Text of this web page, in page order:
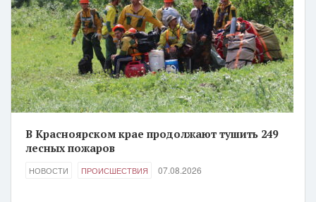
В Красноярском крае продолжают тушить 249
лесных пожаров
НОВОСТИ ПРОИСШЕСТВИЯ 07.08.2026